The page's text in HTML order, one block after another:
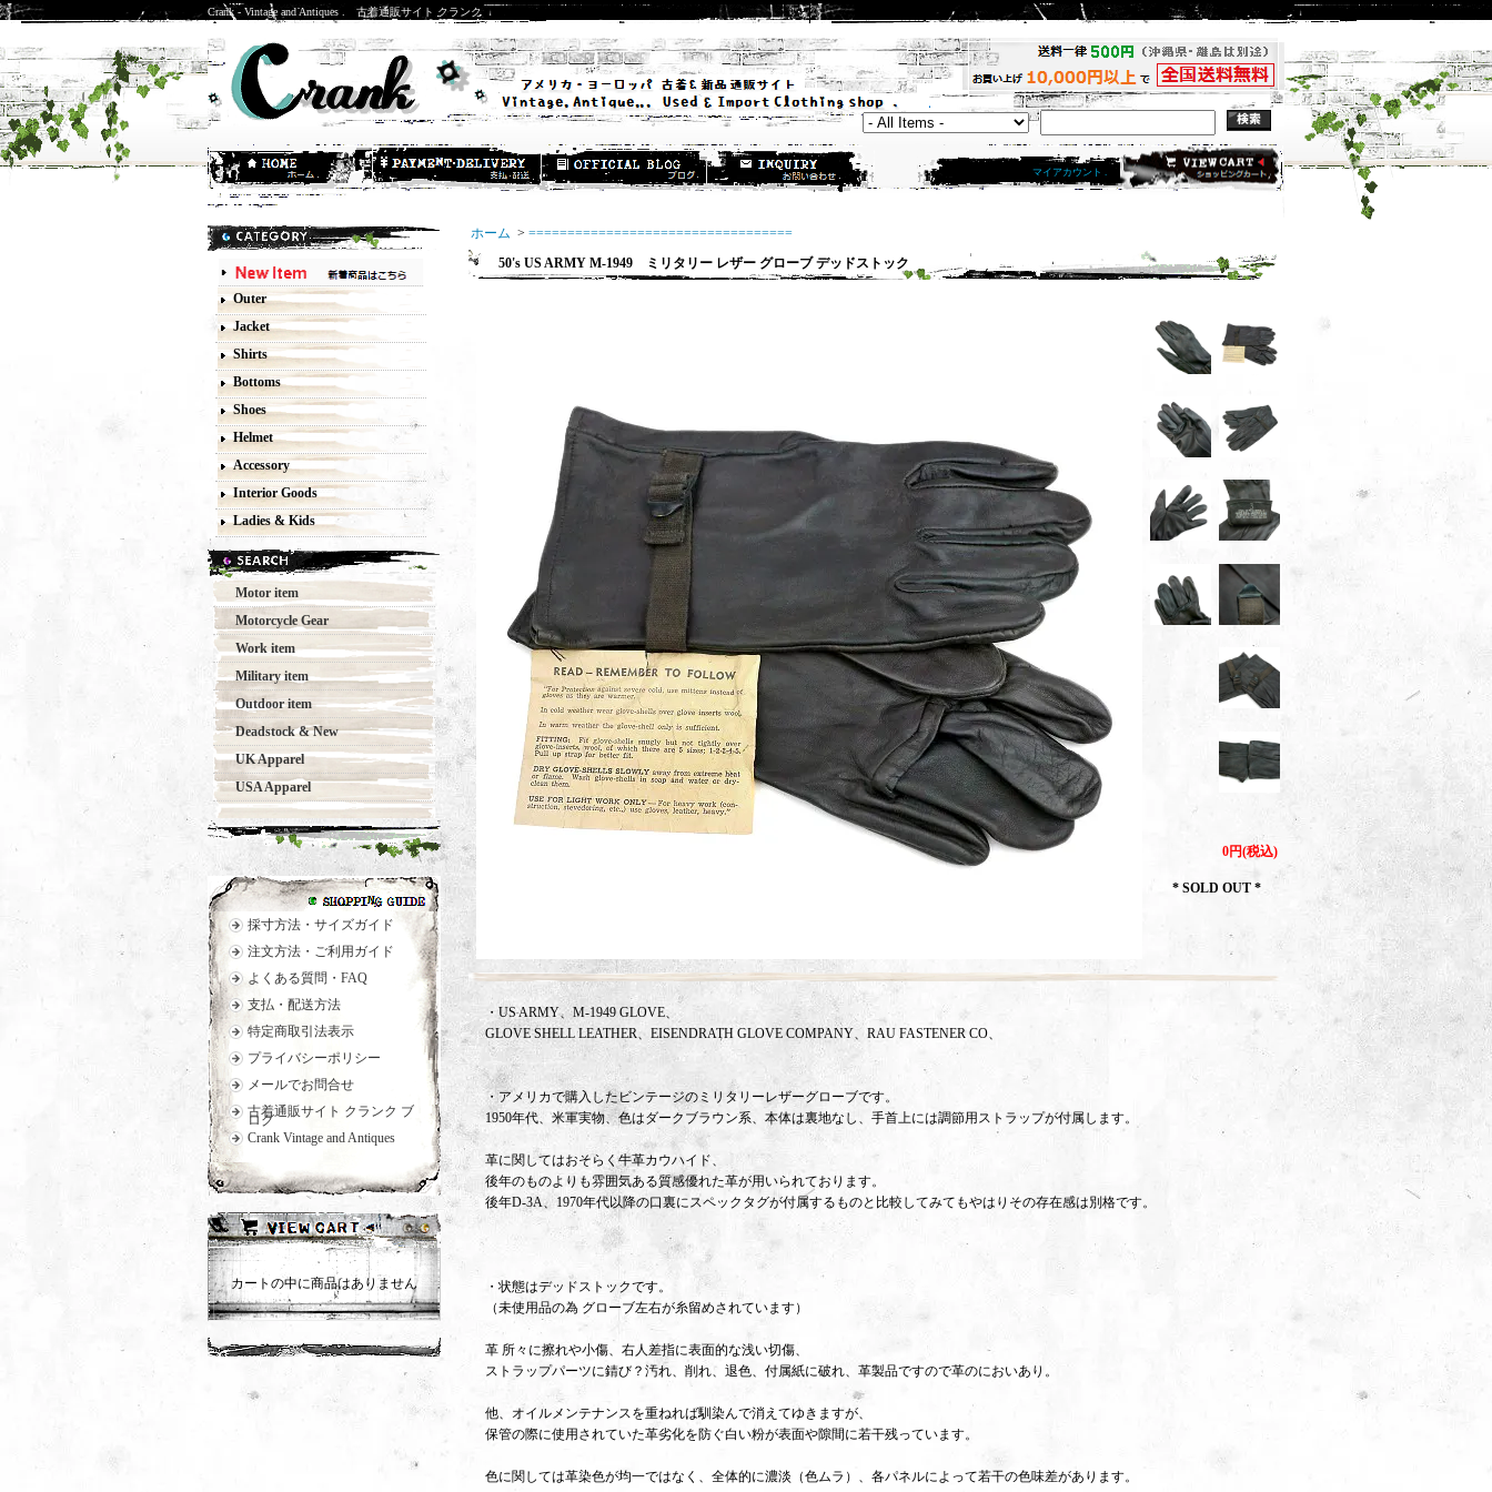
Crank - Vintage and Antiques . 古着通販サイト クランク
マイアカウント .
Outer
Jacket
Shirts
Bottoms
Shoes
Helmet
Accessory
Interior Goods
Ladies & Kids
Motor item
Motorcycle Gear
Work item
Military item
Outdoor item
Deadstock & New
UK Apparel
USA Apparel
採寸方法・サイズガイド
注文方法・ご利用ガイド
よくある質問・FAQ
支払・配送方法
特定商取引法表示
プライバシーポリシー
メールでお問合せ
古着通販サイト クランク ブ
ログ
Crank Vintage and Antiques
カートの中に商品はありません
ホーム > ==================================
50's US ARMY M-1949 ミリタリー レザー グローブ デッドストック
0円(税込)
* SOLD OUT *
・US ARMY、M-1949 GLOVE、
GLOVE SHELL LEATHER、EISENDRATH GLOVE COMPANY、RAU FASTENER CO、
・アメリカで購入したビンテージのミリタリーレザーグローブです。
1950年代、米軍実物、色はダークブラウン系、本体は裏地なし、手首上には調節用ストラップが付属します。
革に関してはおそらく牛革カウハイド、
後年のものよりも雰囲気ある質感優れた革が用いられております。
後年D-3A、1970年代以降の口裏にスペックタグが付属するものと比較してみてもやはりその存在感は別格です。
・状態はデッドストックです。
（未使用品の為 グローブ左右が糸留めされています）
革 所々に擦れや小傷、右人差指に表面的な浅い切傷、
ストラップパーツに錆び？汚れ、削れ、退色、付属紙に破れ、革製品ですので革のにおいあり。
他、オイルメンテナンスを重ねれば馴染んで消えてゆきますが、
保管の際に使用されていた革劣化を防ぐ白い粉が表面や隙間に若干残っています。
色に関しては革染色が均一ではなく、全体的に濃淡（色ムラ）、各パネルによって若干の色味差があります。